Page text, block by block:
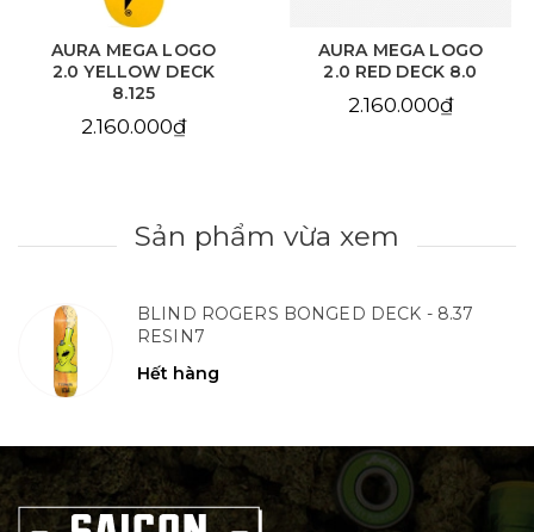
AURA MEGA LOGO
2.0 YELLOW DECK
8.125
2.160.000₫
AURA MEGA LOGO
2.0 RED DECK 8.0
2.160.000₫
Sản phẩm vừa xem
BLIND ROGERS BONGED DECK - 8.37
RESIN7
Hết hàng